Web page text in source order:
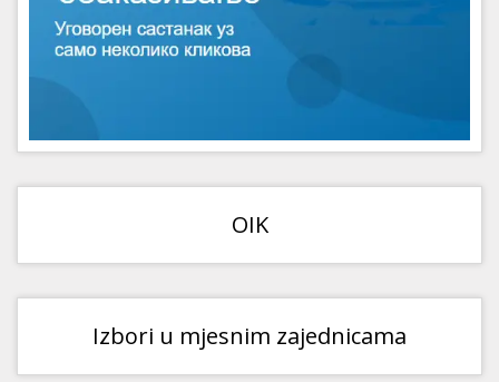
OIK
Izbori u mjesnim zajednicama